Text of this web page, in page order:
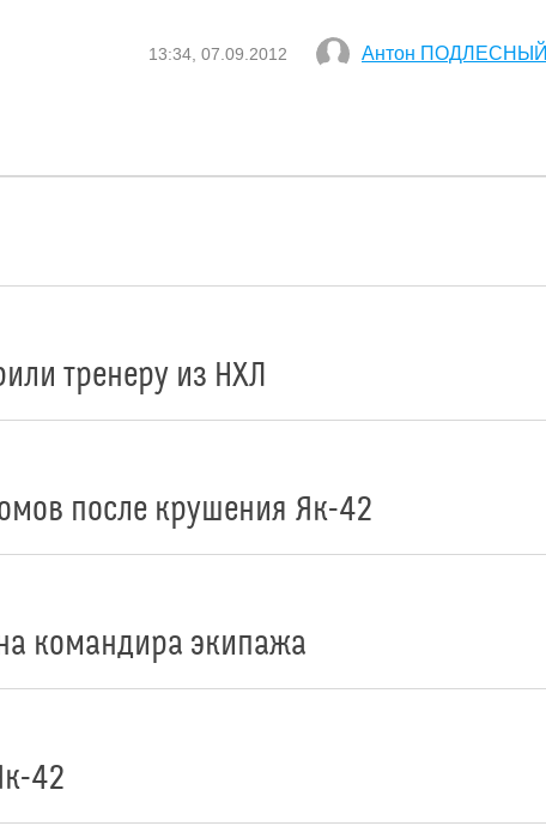
13:34, 07.09.2012 Антон ПОДЛЕСНЫЙ
тренеру из НХЛ
после крушения Як-42
командира экипажа
42